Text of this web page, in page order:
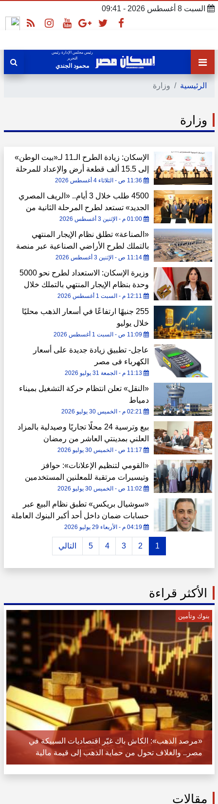
السبت 8 أغسطس 2026 - 09:41
رئيس مجلس الإدارة رئيس
التحرير
محمود الجندي
الرئيسية وزارة
وزارة
الإسكان: زيادة الطرح الـ11 لـ«بيت الوطن»
إلى 15.5 ألف قطعة أرض والإعداد للمرحلة
الثالثة من «بيتك في مصر»
11:36 ص - الثلاثاء 4 أغسطس 2026
4500 طلب خلال 3 أيام.. «الريف المصري
الجديد» تستعد لطرح المرحلة الثانية من
مبادرة «مزرعتك في مصر»
01:00 م - الإثنين 3 أغسطس 2026
«الصناعة» تطلق نظام الإيجار المنتهي
بالتملك لطرح الأراضي الصناعية عبر منصة
مصر الرقمية
11:14 ص - الإثنين 3 أغسطس 2026
وزيرة الإسكان: الاستعداد لطرح نحو 5000
وحدة بنظام الإيجار المنتهي بالتملك خلال
شهر
12:11 م - السبت 1 أغسطس 2026
255 جنيهًا ارتفاعًا في أسعار الذهب محليًا
خلال يوليو
11:09 ص - السبت 1 أغسطس 2026
عاجل- تطبيق زيادة جديدة على أسعار
الكهرباء فى مصر
11:13 م - الجمعة 31 يوليو 2026
«النقل» تعلن انتظام حركة التشغيل بميناء
دمياط
02:21 م - الخميس 30 يوليو 2026
بيع وترسية 24 محلًا تجاريًا وصيدلية بالمزاد
العلني بمدينتي العاشر من رمضان
والمنصورة الجديدة
11:17 ص - الخميس 30 يوليو 2026
«القومي لتنظيم الإعلانات»: حوافز
وتيسيرات مرتقبة للمعلنين المستخدمين
للطاقة المتجددة في إنارة اللوحات الإعلانية
11:02 ص - الخميس 30 يوليو 2026
«سوشيال بريكس» تطبق نظام البيع عبر
حسابات ضمان داخل أحد أكبر البنوك العاملة
في مصر
04:19 م - الأربعاء 29 يوليو 2026
1
2
3
4
5 التالي
الأكثر قراءة
بنوك وتأمين
«مرصد الذهب»: الكاش باك غيّر اقتصاديات السبيكة في
مصر.. والغلاف تحول من حماية الذهب إلى قيمة مالية
مقالات